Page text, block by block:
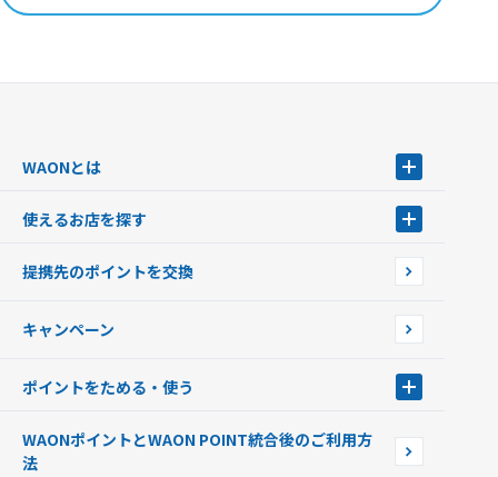
WAONとは
WAONを申込む
インターネット上でのお買い物について（ネット決済）
使えるお店を探す
店舗検索
イオン銀行ATM設置場所
提携先のポイントを交換
キャンペーン
ポイントをためる・使う
ポイントの有効期限について
WAONポイントとWAON POINT統合後のご利用方
法